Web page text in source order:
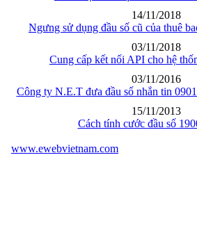
14/11/2018
Ngưng sử dụng đầu số cũ của thuê
03/11/2018
Cung cấp kết nối API cho hệ
03/11/2016
Công ty N.E.T đưa đầu số nhắn tin
15/11/2013
Cách tính cước đầu số